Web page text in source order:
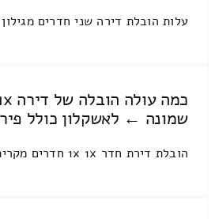
עלות הובלת דירה שני חדרים
שמונה ← לאשקלון כולל
הובלת דירת חדר 1x 1x חדרים מקרית שמונה [...]